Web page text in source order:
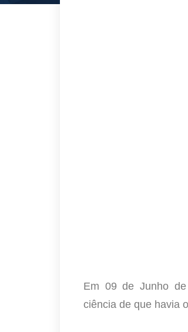
Em 09 de Junho
ciência de que havia